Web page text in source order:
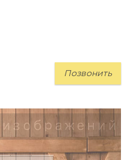
Позвонить